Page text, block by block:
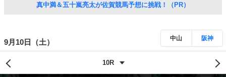
真中満＆五十嵐亮太が佐賀競馬予想に挑戦！（PR）
9月10日（土） 中山 阪神